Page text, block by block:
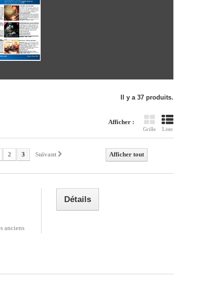
Il y a 37 produits.
Afficher :
Grille Liste
Afficher tout
2 3 Suivant
anciens
Détails